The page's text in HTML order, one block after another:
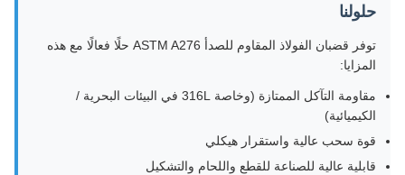
حلولنا
توفر قضبان الفولاذ المقاوم للصدأ ASTM A276 حلًا فعالًا مع هذه
المزايا:
مقاومة التآكل الممتازة (وخاصة 316L في البيئات البحرية /
الكيميائية)
قوة سحب عالية واستقرار هيكلي
قابلية عالية للصناعة للقطع واللحام والتشكيل